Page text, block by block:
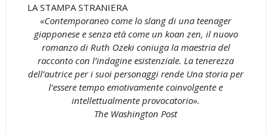
LA STAMPA STRANIERA
«Contemporaneo come lo slang di una teenager
giapponese e senza età come un koan zen, il nuovo
romanzo di Ruth Ozeki coniuga la maestria del
racconto con l’indagine esistenziale. La tenerezza
dell’autrice per i suoi personaggi rende Una storia per
l’essere tempo emotivamente coinvolgente e
intellettualmente provocatorio».
The Washington Post